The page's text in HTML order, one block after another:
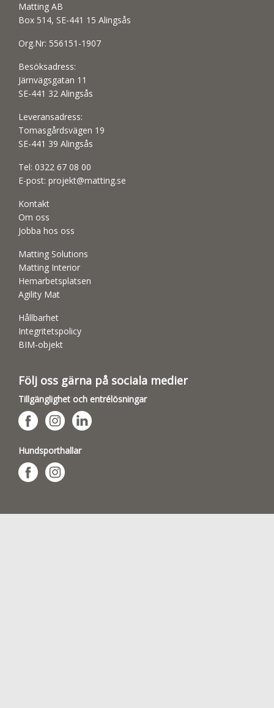
Matting AB
Box 514, SE-441 15 Alingsås
Org.Nr: 556151-1907
Besöksadress:
Järnvägsgatan 11
SE-441 32 Alingsås
Leveransadress:
Tomasgårdsvägen 19
SE-441 39 Alingsås
Tel: 0322 67 08 00
E-post: projekt@matting.se
Kontakt
Om oss
Jobba hos oss
Matting Solutions
Matting Interior
Hemarbetsplatsen
Agility Mat
Hållbarhet
Integritetspolicy
BIM-objekt
Följ oss gärna på sociala medier
Tillgänglighet och entrélösningar
Hundsporthallar